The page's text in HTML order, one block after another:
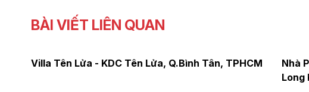
BÀI VIẾT LIÊN QUAN
TPHCM
Nhà Phố Anh Huân - Đường Nguyễn Trung Trực,